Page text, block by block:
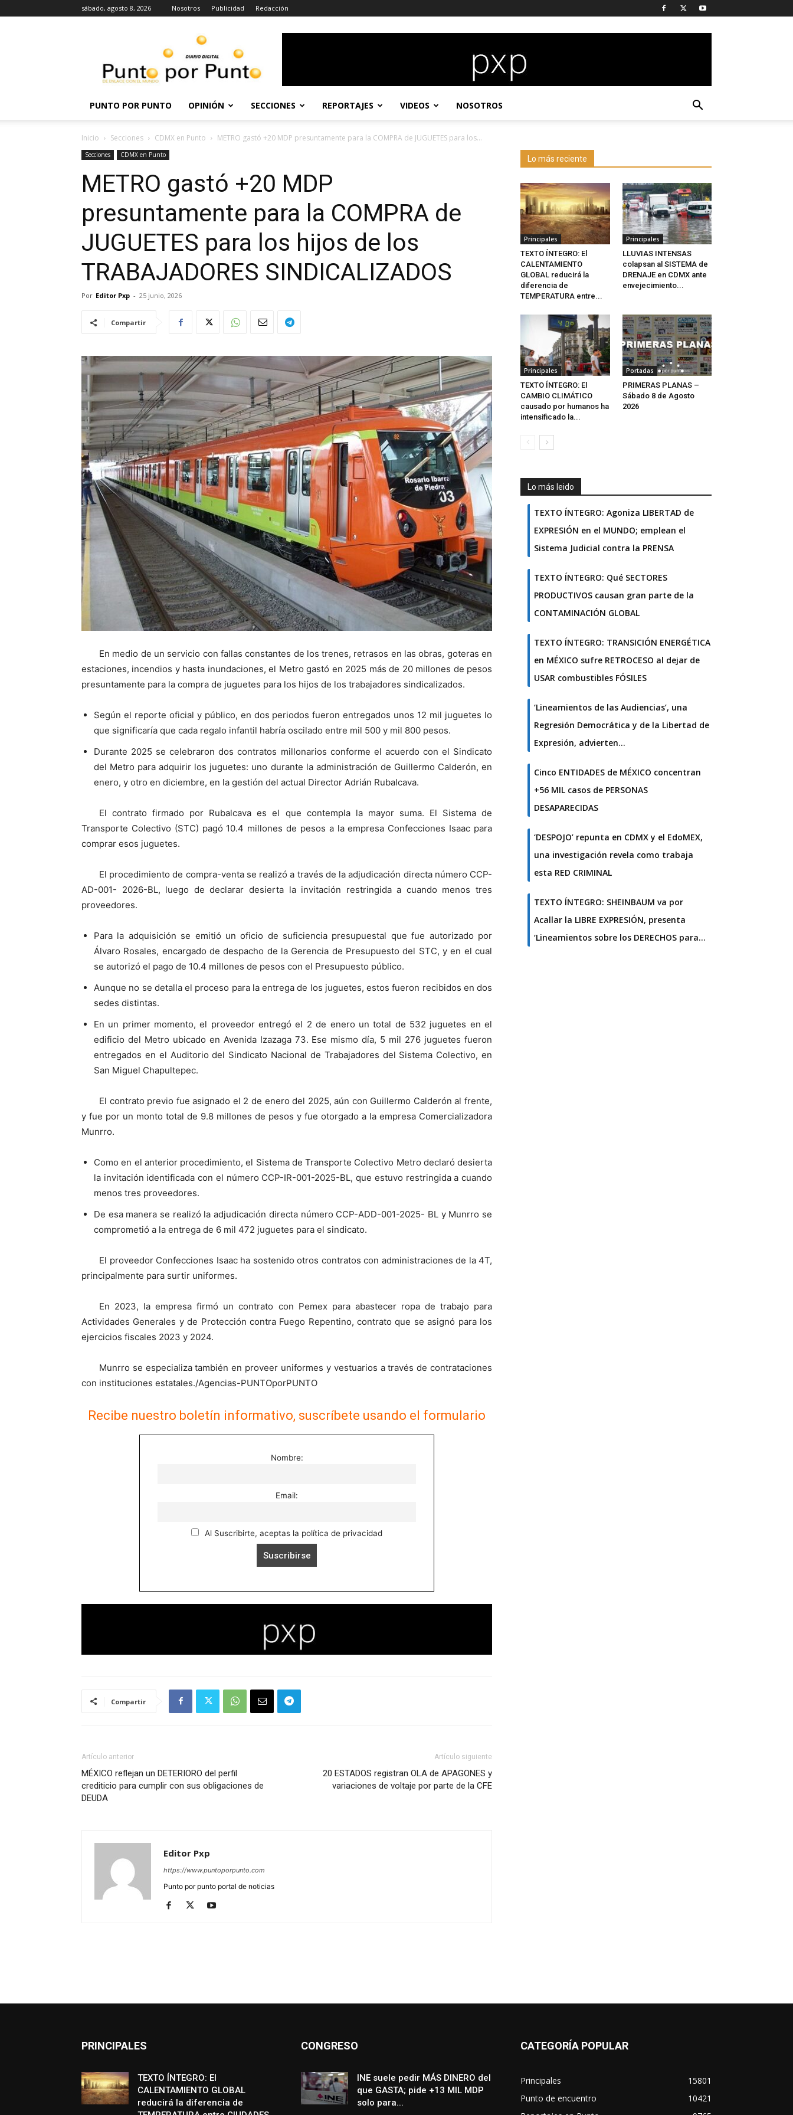
sábado, agosto 8, 2026 Nosotros Publicidad Redacción
Punto
PUNTO POR PUNTO OPINIÓN SECCIONES REPORTAJES VIDEOS NOSOTROS
Inicio Secciones CDMX en Punto METRO gastó +20 MDP presuntamente para la COMPRA de JUGUETES para los...
Secciones CDMX en Punto
METRO gastó +20 MDP
presuntamente para la COMPRA de
JUGUETES para los hijos de los
TRABAJADORES SINDICALIZADOS
Por Editor Pxp - 25 junio, 2026
Compartir
En medio de un servicio con fallas constantes de los trenes, retrasos en las obras, goteras en
estaciones, incendios y hasta inundaciones, el Metro gastó en 2025 más de 20 millones de pesos
presuntamente para la compra de juguetes para los hijos de los trabajadores sindicalizados.
Según el reporte oficial y público, en dos periodos fueron entregados unos 12 mil juguetes lo
que significaría que cada regalo infantil habría oscilado entre mil 500 y mil 800 pesos.
Durante 2025 se celebraron dos contratos millonarios conforme el acuerdo con el Sindicato
del Metro para adquirir los juguetes: uno durante la administración de Guillermo Calderón, en
enero, y otro en diciembre, en la gestión del actual Director Adrián Rubalcava.
El contrato firmado por Rubalcava es el que contempla la mayor suma. El Sistema de
Transporte Colectivo (STC) pagó 10.4 millones de pesos a la empresa Confecciones Isaac para
comprar esos juguetes.
El procedimiento de compra-venta se realizó a través de la adjudicación directa número CCP-
AD-001- 2026-BL, luego de declarar desierta la invitación restringida a cuando menos tres
proveedores.
Para la adquisición se emitió un oficio de suficiencia presupuestal que fue autorizado por
Álvaro Rosales, encargado de despacho de la Gerencia de Presupuesto del STC, y en el cual
se autorizó el pago de 10.4 millones de pesos con el Presupuesto público.
Aunque no se detalla el proceso para la entrega de los juguetes, estos fueron recibidos en dos
sedes distintas.
En un primer momento, el proveedor entregó el 2 de enero un total de 532 juguetes en el
edificio del Metro ubicado en Avenida Izazaga 73. Ese mismo día, 5 mil 276 juguetes fueron
entregados en el Auditorio del Sindicato Nacional de Trabajadores del Sistema Colectivo, en
San Miguel Chapultepec.
El contrato previo fue asignado el 2 de enero del 2025, aún con Guillermo Calderón al frente,
y fue por un monto total de 9.8 millones de pesos y fue otorgado a la empresa Comercializadora
Munrro.
Como en el anterior procedimiento, el Sistema de Transporte Colectivo Metro declaró desierta
la invitación identificada con el número CCP-IR-001-2025-BL, que estuvo restringida a cuando
menos tres proveedores.
De esa manera se realizó la adjudicación directa número CCP-ADD-001-2025- BL y Munrro se
comprometió a la entrega de 6 mil 472 juguetes para el sindicato.
El proveedor Confecciones Isaac ha sostenido otros contratos con administraciones de la 4T,
principalmente para surtir uniformes.
En 2023, la empresa firmó un contrato con Pemex para abastecer ropa de trabajo para
Actividades Generales y de Protección contra Fuego Repentino, contrato que se asignó para los
ejercicios fiscales 2023 y 2024.
Munrro se especializa también en proveer uniformes y vestuarios a través de contrataciones
con instituciones estatales./Agencias-PUNTOporPUNTO
Recibe nuestro boletín informativo, suscríbete usando el formulario
Nombre:
Email:
Al Suscribirte, aceptas la política de privacidad
Compartir
Artículo anterior
MÉXICO reflejan un DETERIORO del perfil
crediticio para cumplir con sus obligaciones de
DEUDA
Artículo siguiente
20 ESTADOS registran OLA de APAGONES y
variaciones de voltaje por parte de la CFE
Editor Pxp
https://www.puntoporpunto.com
Punto por punto portal de noticias
Lo más reciente
Principales
TEXTO ÍNTEGRO: El
CALENTAMIENTO
GLOBAL reducirá la
diferencia de
TEMPERATURA entre...
Principales
LLUVIAS INTENSAS
colapsan al SISTEMA de
DRENAJE en CDMX ante
envejecimiento...
Principales
TEXTO ÍNTEGRO: El
CAMBIO CLIMÁTICO
causado por humanos ha
intensificado la...
Portadas
PRIMERAS PLANAS –
Sábado 8 de Agosto
2026
Lo más leido
TEXTO ÍNTEGRO: Agoniza LIBERTAD de
EXPRESIÓN en el MUNDO; emplean el
Sistema Judicial contra la PRENSA
TEXTO ÍNTEGRO: Qué SECTORES
PRODUCTIVOS causan gran parte de la
CONTAMINACIÓN GLOBAL
TEXTO ÍNTEGRO: TRANSICIÓN ENERGÉTICA
en MÉXICO sufre RETROCESO al dejar de
USAR combustibles FÓSILES
‘Lineamientos de las Audiencias’, una
Regresión Democrática y de la Libertad de
Expresión, advierten…
Cinco ENTIDADES de MÉXICO concentran
+56 MIL casos de PERSONAS
DESAPARECIDAS
‘DESPOJO’ repunta en CDMX y el EdoMEX,
una investigación revela como trabaja
esta RED CRIMINAL
TEXTO ÍNTEGRO: SHEINBAUM va por
Acallar la LIBRE EXPRESIÓN, presenta
‘Lineamientos sobre los DERECHOS para…
PRINCIPALES
TEXTO ÍNTEGRO: El
CALENTAMIENTO GLOBAL
reducirá la diferencia de
CONGRESO
INE suele pedir MÁS DINERO del
que GASTA; pide +13 MIL MDP
solo para...
CATEGORÍA POPULAR
Principales
15801
Punto de encuentro
10421